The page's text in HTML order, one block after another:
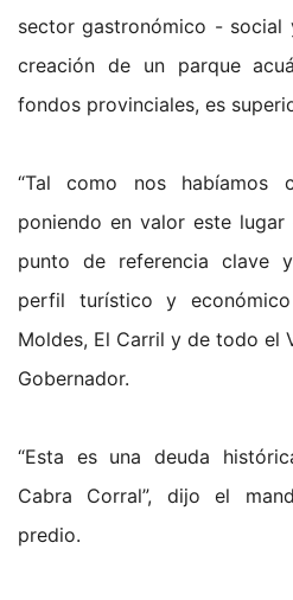
sector gastronómico - social
creación de un parque
fondos provinciales, es
“Tal como nos habíamos
poniendo en valor este
punto de referencia clave
perfil turístico y
Moldes, El Carril y de todo el
Gobernador.
“Esta es una deuda
Cabra Corral”, dijo el
predio.